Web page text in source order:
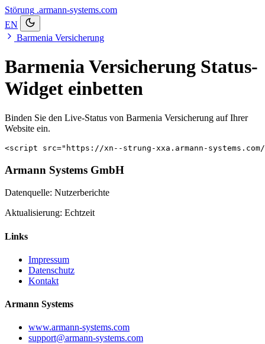
Störung .armann-systems.com
EN
Barmenia Versicherung
Barmenia Versicherung Status-
Widget einbetten
Binden Sie den Live-Status von Barmenia Versicherung auf Ihrer
Website ein.
<script src="https://xn--strung-xxa.armann-
Armann Systems GmbH
Datenquelle: Nutzerberichte
Aktualisierung: Echtzeit
Links
Impressum
Datenschutz
Kontakt
Armann Systems
www.armann-systems.com
support@armann-systems.com